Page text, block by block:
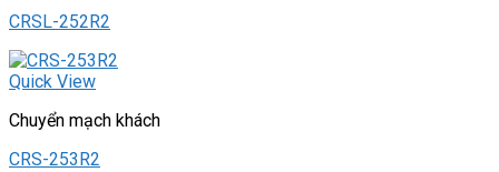
CRSL-252R2
Quick View
Chuyển mạch khách
CRS-253R2